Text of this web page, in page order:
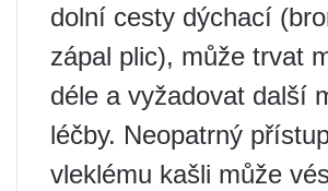
dolní cesty dýchací
zápal plic), může trvat
déle a vyžadovat další
léčby. Neopatrný
vleklému kašli může